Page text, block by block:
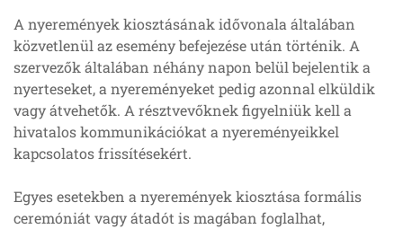
A nyeremények kiosztásának idővonala általában
közvetlenül az esemény befejezése után történik. A
szervezők általában néhány napon belül bejelentik a
nyerteseket, a nyereményeket pedig azonnal elküldik
vagy átvehetők. A résztvevőknek figyelniük kell a
hivatalos kommunikációkat a nyereményeikkel
kapcsolatos frissítésekért.
Egyes esetekben a nyeremények kiosztása formális
ceremóniát vagy átadót is magában foglalhat,